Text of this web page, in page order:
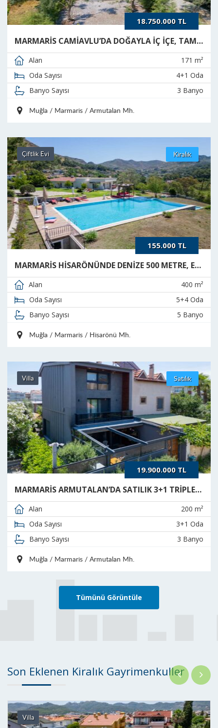
18.750.000 TL
MARMARİS CAMİAVLU’DA DOĞAYLA İÇ İÇE, TAMAMEN YENİLENMİŞ LÜKS TRİPLEKS VİLLA
Alan
171 m²
Oda Sayısı
4+1 Oda
Banyo Sayısı
3 Banyo
Muğla / Marmaris / Armutalan Mh.
Kiralık
Çiftlik Evi
155.000 TL
MARMARİS HİSARÖNÜNDE DENİZE 500 METRE, EŞSİZ KONUMDA KİRALIK ÇİFTLİK EVİ
Alan
400 m²
Oda Sayısı
5+4 Oda
Banyo Sayısı
5 Banyo
Muğla / Marmaris / Hisarönü Mh.
Satılık
Villa
19.900.000 TL
MARMARİS ARMUTALAN’DA SATILIK 3+1 TRİPLEKS VİLLA
Alan
200 m²
Oda Sayısı
3+1 Oda
Banyo Sayısı
3 Banyo
Muğla / Marmaris / Armutalan Mh.
Tümünü Görüntüle
Son Eklenen Kiralık Gayrimenkuller
Daire